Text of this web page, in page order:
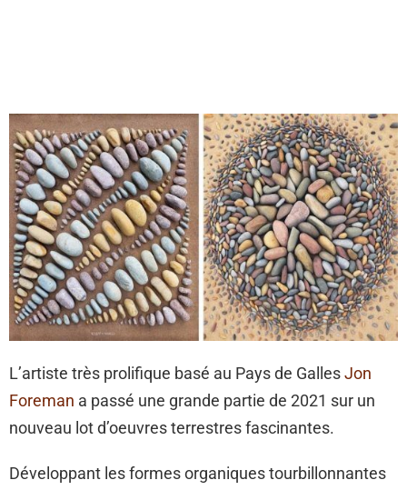
L’artiste très prolifique basé au Pays de GallesJon
Foreman a passé une grande partie de 2021 sur un
nouveau lot d’oeuvres terrestres fascinantes.
Développant les formes organiques tourbillonnantes